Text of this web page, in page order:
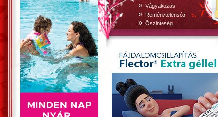
» Vágyakozás
» Reménytelenség
» Õszinteség